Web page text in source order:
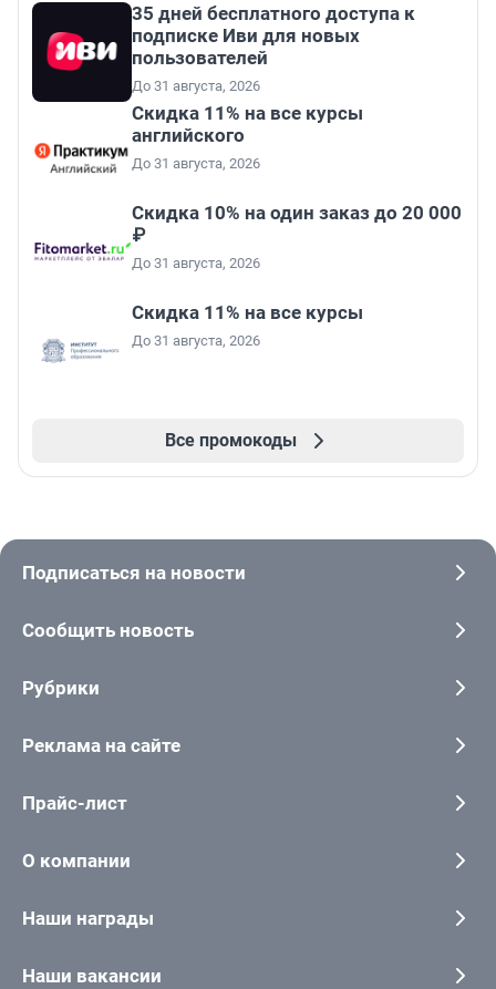
35 дней бесплатного доступа к
подписке Иви для новых
пользователей
До 31 августа, 2026
Скидка 11% на все курсы
английского
До 31 августа, 2026
Скидка 10% на один заказ до 20 000
₽
До 31 августа, 2026
Скидка 11% на все курсы
До 31 августа, 2026
Все промокоды
Подписаться на новости
Сообщить новость
Рубрики
Реклама на сайте
Прайс-лист
О компании
Наши награды
Наши вакансии